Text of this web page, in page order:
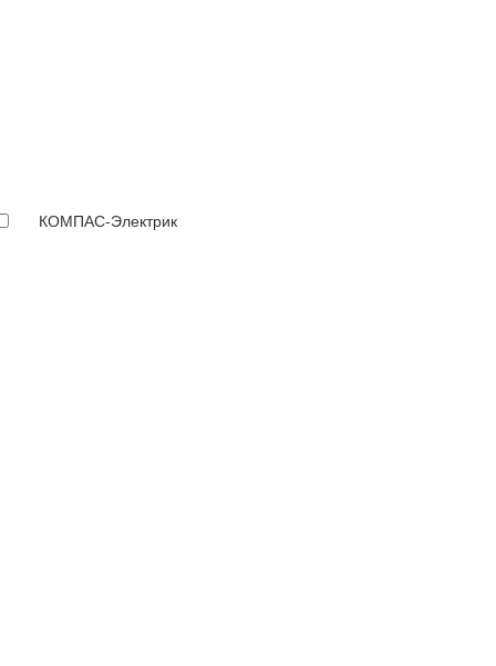
КОМПАС-Электрик